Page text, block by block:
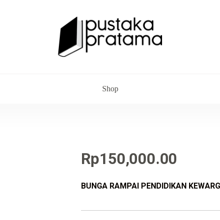
Shop
Rp150,000.00
BUNGA RAMPAI PENDIDIKAN